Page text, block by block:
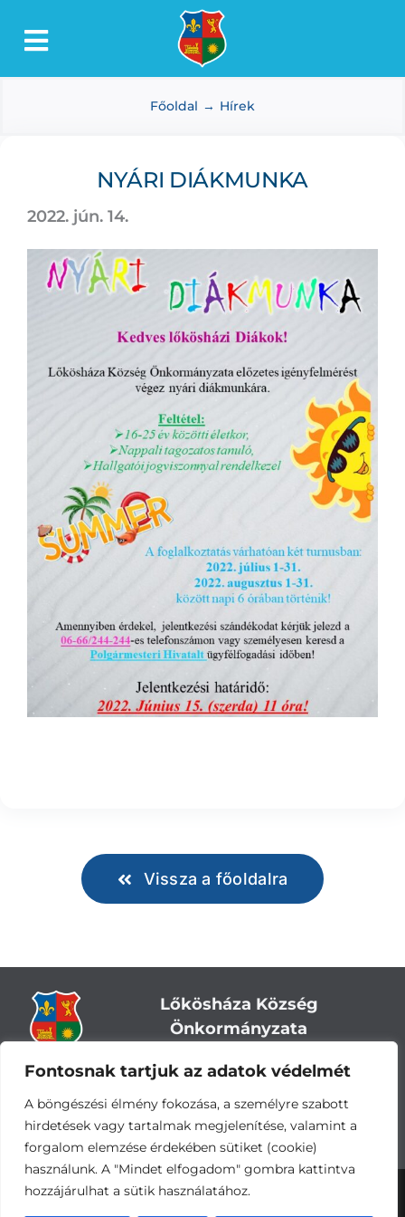
Fontosnak tartjuk az adatok védelmét
A böngészési élmény fokozása, a személyre szabott
hirdetések vagy tartalmak megjelenítése, valamint a
forgalom elemzése érdekében sütiket (cookie)
használunk. A "Mindet elfogadom" gombra kattintva
hozzájárulhat a sütik használatához.
Toggle
Lőkösháza
Dokumentumtár
Média
Választás
Főoldal Hírek
NYÁRI DIÁKMUNKA
2022. jún. 14.
Vissza a főoldalra
Lőkösháza Község
Önkormányzata
Cím:5743 Lőkösháza, Eleki út 28.
Központi telefonszám:+36 66 244-244
E-mail: titkarsag@lokoshaza.hu
Hivatali Kapu: JZO28
Adatvédelemi nyilatkozat•
tájékoztató•Impresszum